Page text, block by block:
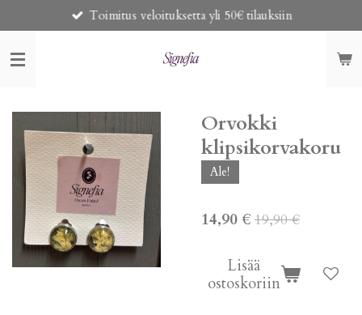
pääsisältöön
Toimitus veloituksetta yli 50€ tilauksiin
Orvokki
klipsikorvakoru
Ale!
14,90 € 19,90 €
Lisää
ostoskoriin